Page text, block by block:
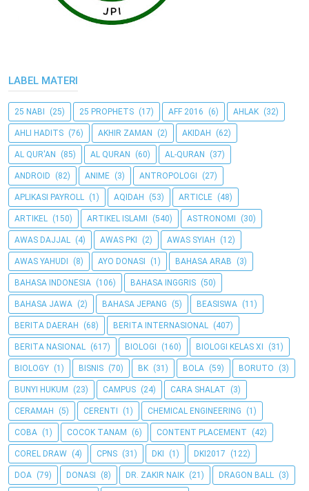
LABEL MATERI
25 NABI (25) 25 PROPHETS (17) AFF 2016 (6) AHLAK (32)
AHLI HADITS (76) AKHIR ZAMAN (2) AKIDAH (62)
AL QUR'AN (85) AL QURAN (60) AL-QURAN (37)
ANDROID (82) ANIME (3) ANTROPOLOGI (27)
APLIKASI PAYROLL (1) AQIDAH (53) ARTICLE (48)
ARTIKEL (150) ARTIKEL ISLAMI (540) ASTRONOMI (30)
AWAS DAJJAL (4) AWAS PKI (2) AWAS SYIAH (12)
AWAS YAHUDI (8) AYO DONASI (1) BAHASA ARAB (3)
BAHASA INDONESIA (106) BAHASA INGGRIS (50)
BAHASA JAWA (2) BAHASA JEPANG (5) BEASISWA (11)
BERITA DAERAH (68) BERITA INTERNASIONAL (407)
BERITA NASIONAL (617) BIOLOGI (160) BIOLOGI KELAS XI (31)
BIOLOGY (1) BISNIS (70) BK (31) BOLA (59) BORUTO (3)
BUNYI HUKUM (23) CAMPUS (24) CARA SHALAT (3)
CERAMAH (5) CERENTI (1) CHEMICAL ENGINEERING (1)
COBA (1) COCOK TANAM (6) CONTENT PLACEMENT (42)
COREL DRAW (4) CPNS (31) DKI (1) DKI2017 (122)
DOA (79) DONASI (8) DR. ZAKIR NAIK (21) DRAGON BALL (3)